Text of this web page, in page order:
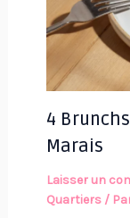
4
Marais
Laisser un
Quartiers/